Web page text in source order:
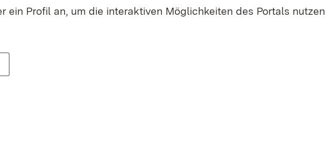
ein Profil an, um die interaktiven Möglichkeiten des Portals nutzen